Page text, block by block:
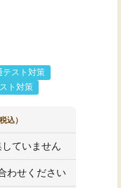
テスト対策
ト対策
税込）
ていません
わせください